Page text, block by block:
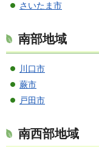
さいたま市
南部地域
川口市
蕨市
戸田市
南西部地域